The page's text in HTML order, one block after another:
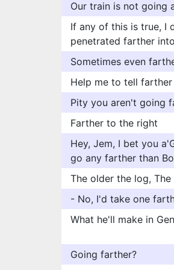
Our train is not going
If any of this is true, I
penetrated farther
Sometimes even
Help me to tell farther
Pity you aren't going
Farther to the right
Hey, Jem, I bet you
go any farther than
The older the log,
- No, I'd take one
What he'll make in
Going farther?